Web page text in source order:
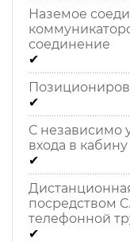
Наземое
соединение
✔
✔
С независимо
входа в кабину
✔
посредством
телефонной
✔